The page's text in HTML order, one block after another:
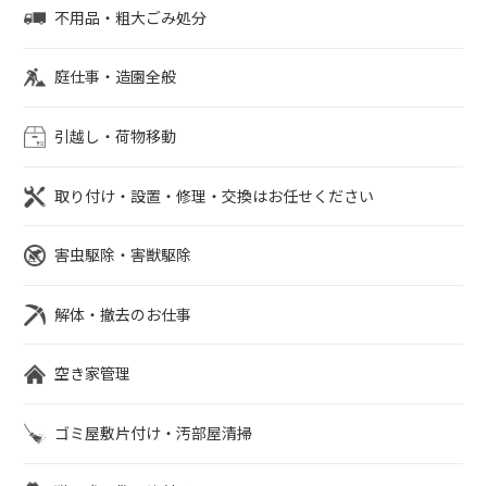
不用品・粗大ごみ処分
庭仕事・造園全般
引越し・荷物移動
取り付け・設置・修理・交換はお任せください
害虫駆除・害獣駆除
解体・撤去のお仕事
空き家管理
ゴミ屋敷片付け・汚部屋清掃